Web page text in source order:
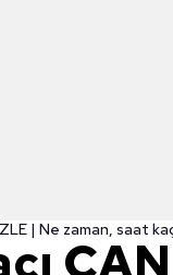
| Ne zaman, saat